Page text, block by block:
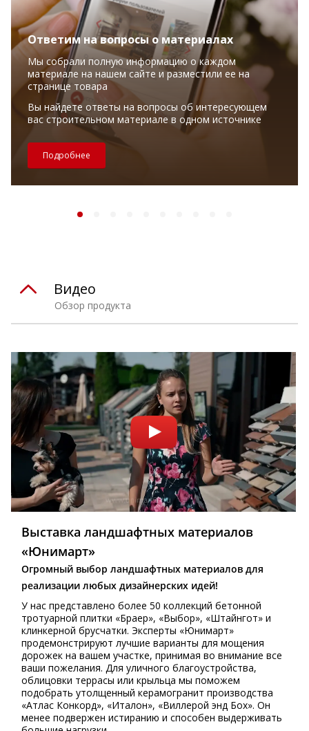
Ответим на вопросы о материалах
Мы собрали полную информацию о каждом
материале на нашем сайте и разместили ее на
странице товара
Вы найдете ответы на вопросы об интересующем
вас строительном материале в одном источнике
Подробнее
Обзор продукта
Видео
Выставка ландшафтных материалов
«Юнимарт»
Огромный выбор ландшафтных материалов для
реализации любых дизайнерских идей!
У нас представлено более 50 коллекций бетонной
тротуарной плитки «Браер», «Выбор», «Штайнгот» и
клинкерной брусчатки. Эксперты «Юнимарт»
продемонстрируют лучшие варианты для мощения
дорожек на вашем участке, принимая во внимание все
ваши пожелания. Для уличного благоустройства,
облицовки террасы или крыльца мы поможем
подобрать утолщенный керамогранит производства
«Атлас Конкорд», «Италон», «Виллерой энд Бох». Он
менее подвержен истиранию и способен выдерживать